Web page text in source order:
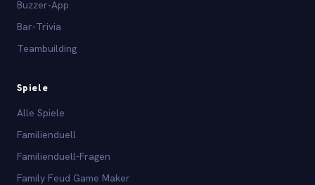
Buzzer-App
Bar-Trivia
Teambuilding
Spiele
Alle Spiele
Familienduell
Familienduell-Fragen
Family Feud Game Maker